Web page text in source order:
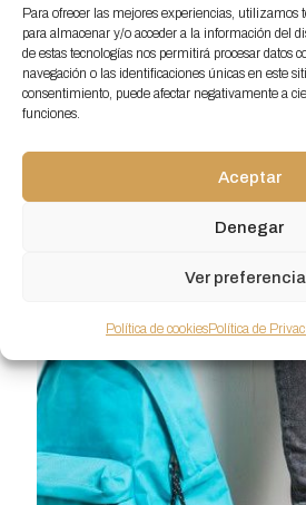
Para ofrecer las mejores experiencias, utilizamos
para almacenar y/o acceder a la información del
de estas tecnologías nos permitirá procesar datos
navegación o las identificaciones únicas en este
consentimiento, puede afectar negativamente a
funciones.
Aceptar
Denegar
Ver
Política de cookiesPolítica de
Después de superar las
clase en las que los niños se
curso, comienzan a llenar sus